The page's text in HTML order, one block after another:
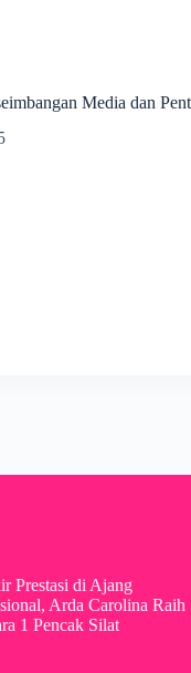
Media dan
Prestasi di Ajang
Arda Carolina Raih
1 Pencak Silat